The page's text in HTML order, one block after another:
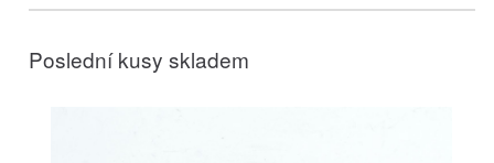
Poslední kusy skladem